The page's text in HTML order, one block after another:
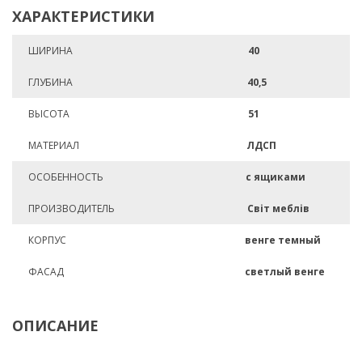
ХАРАКТЕРИСТИКИ
ШИРИНА 40
ГЛУБИНА 40,5
ВЫСОТА 51
МАТЕРИАЛ ЛДСП
ОСОБЕННОСТЬ с ящиками
ПРОИЗВОДИТЕЛЬ Світ меблів
КОРПУС венге темный
ФАСАД светлый венге
ОПИСАНИЕ